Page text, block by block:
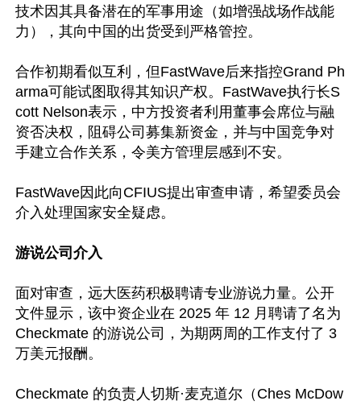
技术因其具备潜在的军事用途（如增强战场作战能
力），其向中国的出货受到严格管控。
合作初期看似互利，但FastWave后来指控Grand Ph
arma可能试图取得其知识产权。FastWave执行长S
cott Nelson表示，中方投资者利用董事会席位与融
资否决权，阻碍公司募集新资金，并与中国竞争对
手建立合作关系，令美方管理层感到不安。
FastWave因此向CFIUS提出审查申请，希望委员会
介入处理国家安全疑虑。
游说公司介入
面对审查，远大医药积极聘请专业游说力量。公开
文件显示，该中资企业在 2025 年 12 月聘请了名为
Checkmate 的游说公司，为期两周的工作支付了 3
万美元报酬。
Checkmate 的负责人切斯·麦克道尔（Ches McDow